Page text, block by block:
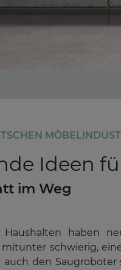
Ideen
im Weg
Haushalten haben
schwierig,
den Saugroboter